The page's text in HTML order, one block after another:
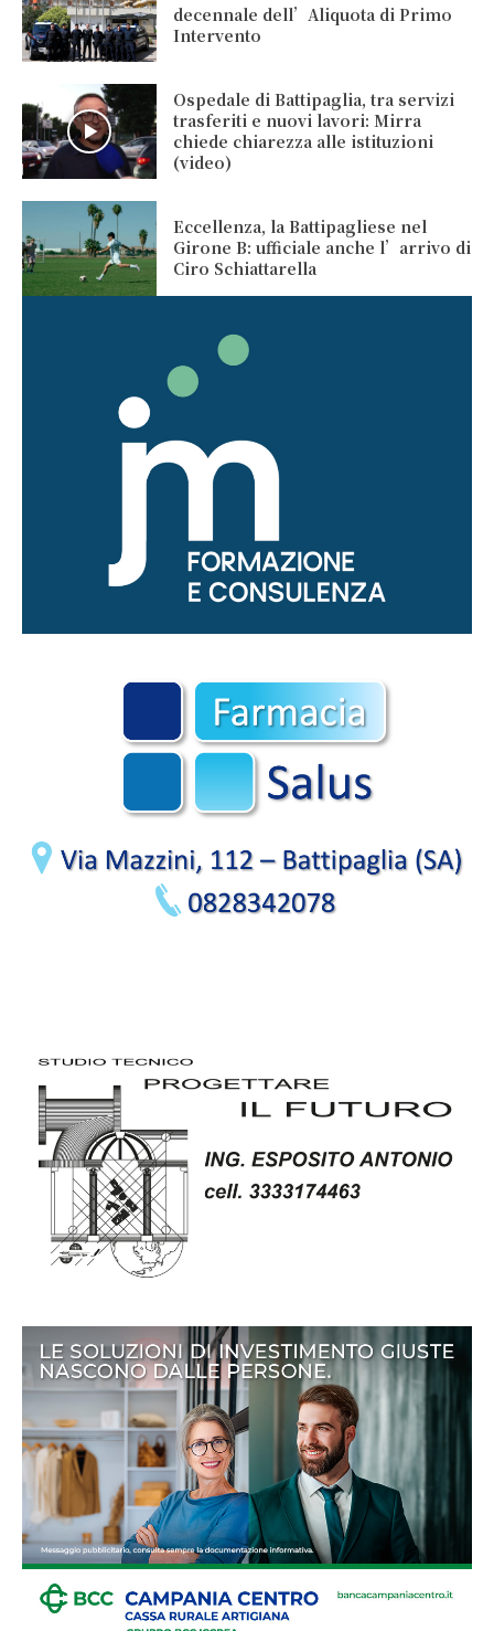
decennale dell’Aliquota di Primo
Intervento
Ospedale di Battipaglia, tra servizi
trasferiti e nuovi lavori: Mirra
chiede chiarezza alle istituzioni
(video)
Eccellenza, la Battipagliese nel
Girone B: ufficiale anche l’arrivo di
Ciro Schiattarella